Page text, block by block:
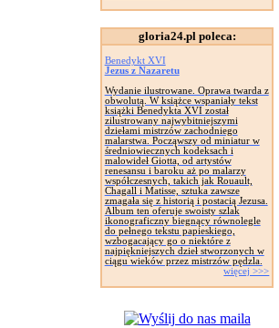
gloria24.pl poleca:
Benedykt XVI
Jezus z Nazaretu
Wydanie ilustrowane. Oprawa twarda z
obwolutą. W książce wspaniały tekst
książki Benedykta XVI został
zilustrowany najwybitniejszymi
dziełami mistrzów zachodniego
malarstwa. Począwszy od miniatur w
średniowiecznych kodeksach i
malowideł Giotta, od artystów
renesansu i baroku aż po malarzy
współczesnych, takich jak Rouault,
Chagall i Matisse, sztuka zawsze
zmagała się z historią i postacią Jezusa.
Album ten oferuje swoisty szlak
ikonograficzny biegnący równolegle
do pełnego tekstu papieskiego,
wzbogacający go o niektóre z
najpiękniejszych dzieł stworzonych w
ciągu wieków przez mistrzów pędzla.
więcej >>>